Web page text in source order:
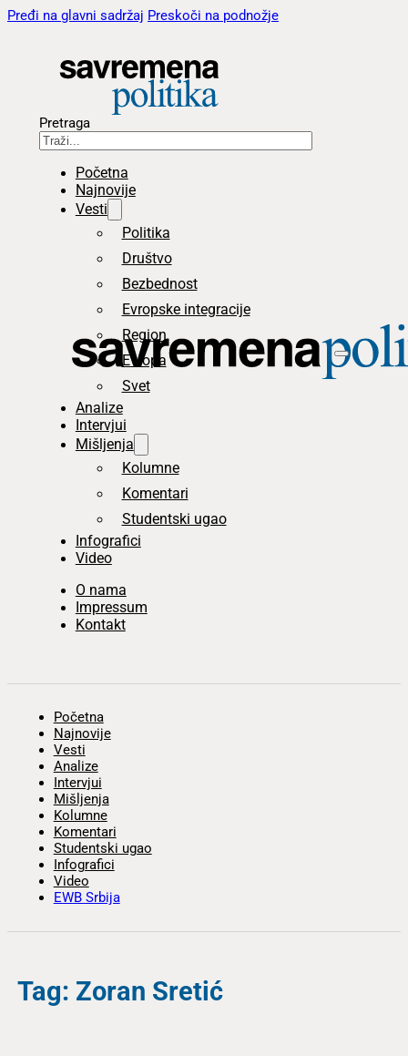
Pređi na glavni sadržaj Preskoči na podnožje
Pretraga
Početna
Najnovije
Vesti
Politika
Društvo
Bezbednost
Evropske integracije
Region
Evropa
Svet
Analize
Intervjui
Mišljenja
Kolumne
Komentari
Studentski ugao
Infografici
Video
O nama
Impressum
Kontakt
Početna
Najnovije
Vesti
Analize
Intervjui
Mišljenja
Kolumne
Komentari
Studentski ugao
Infografici
Video
EWB Srbija
Tag: Zoran Sretić